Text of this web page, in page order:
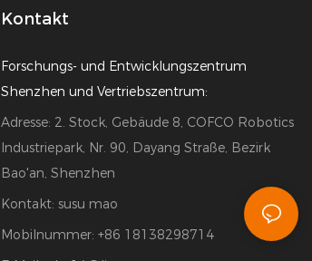
Kontakt
Forschungs- und Entwicklungszentrum
Shenzhen und Vertriebszentrum:
Adresse: 2. Stock, Gebäude 8, COFCO Robotics
Industriepark, Nr. 90, Dayang Straße, Bezirk
Bao'an, Shenzhen
Kontakt: susu mao
Mobilnummer: +86 18138298714